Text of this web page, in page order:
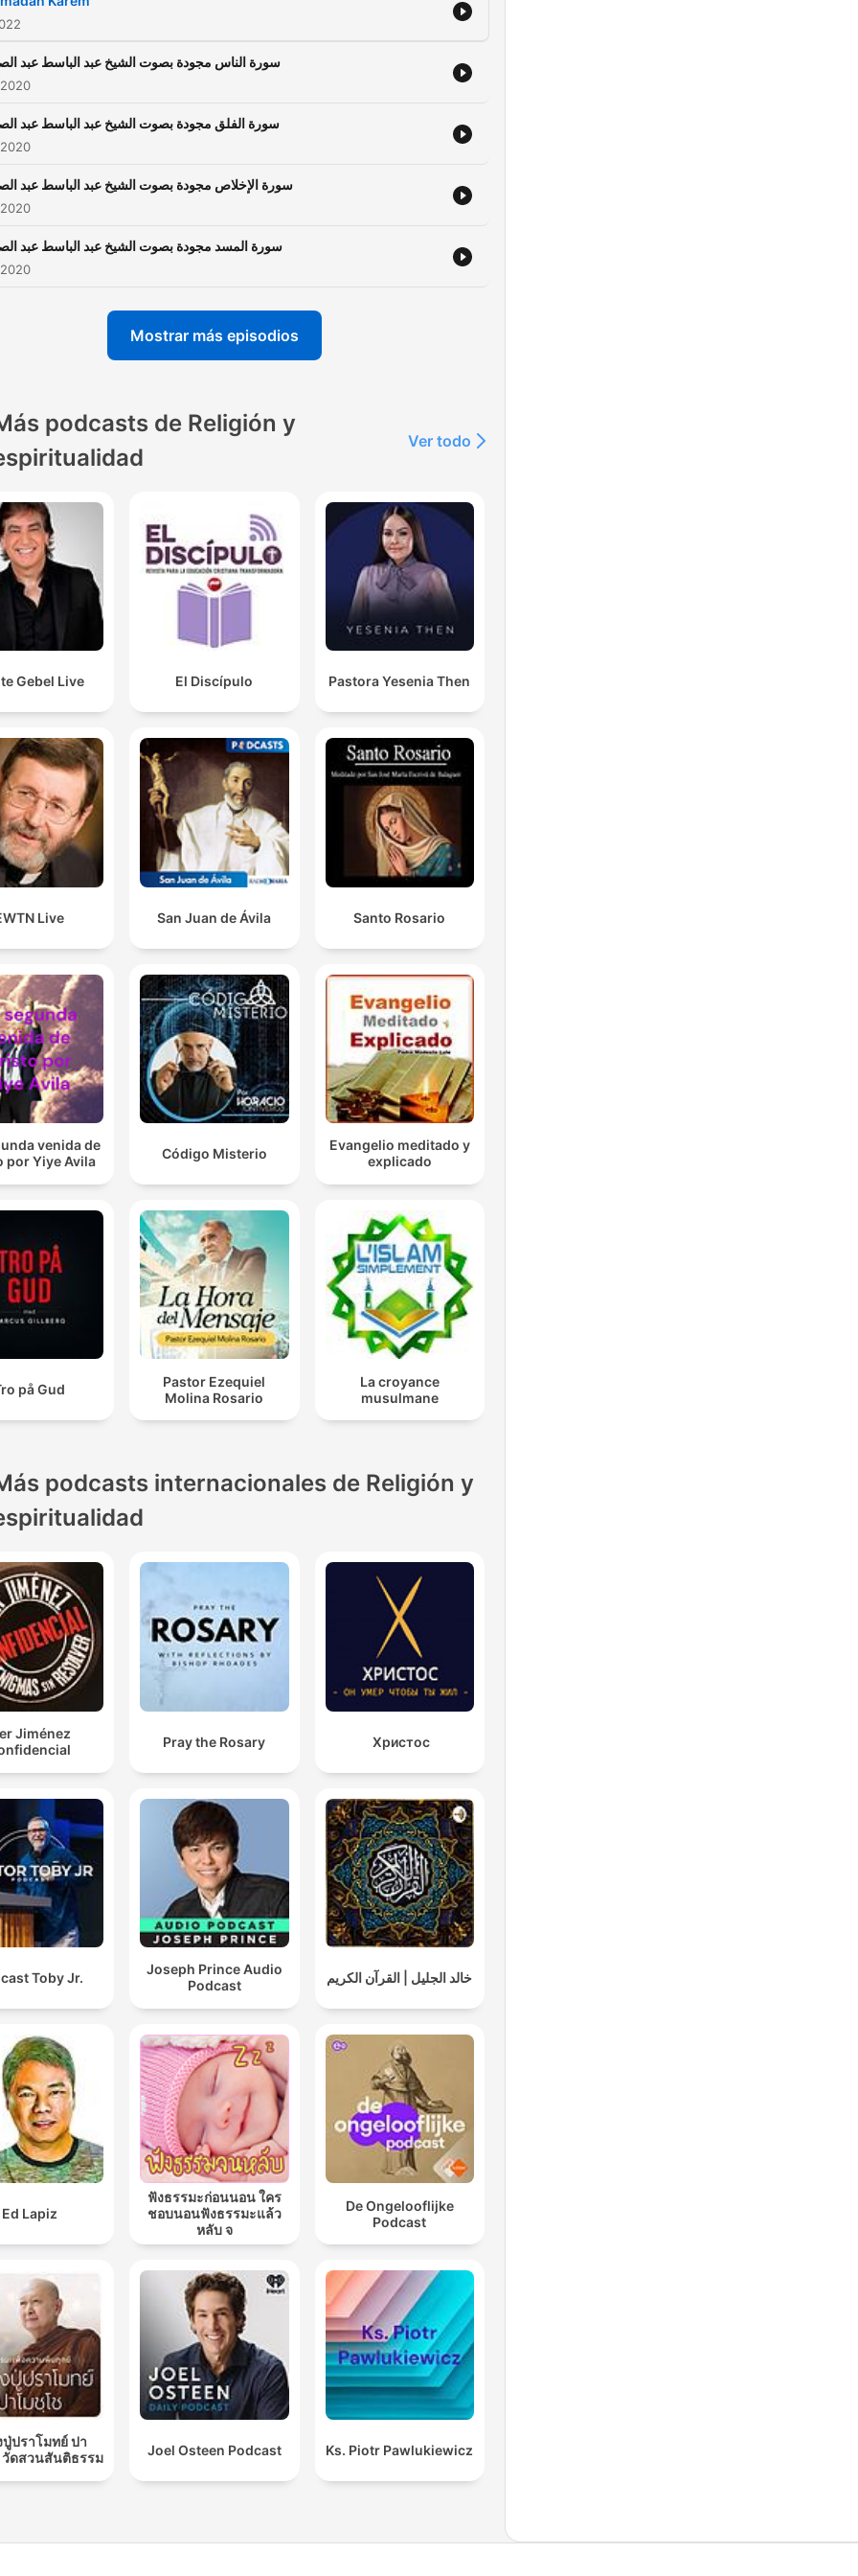
سورة الناس مجودة بصوت الشيخ عبد الباسط عبد
سورة الفلق مجودة بصوت الشيخ عبد الباسط عبد
سورة الإخلاص مجودة بصوت الشيخ عبد الباسط عبد
سورة المسد مجودة بصوت الشيخ عبد الباسط عبد
Mostrar más episodios
podcasts de Religión y
Ver todo
Gebel Live El Discípulo Pastora Yesenia Then
Live San Juan de Ávila Santo Rosario
venida de
por Yiye Avila
Código Misterio
Evangelio meditado y
explicado
på Gud
Pastor Ezequiel
Molina Rosario
La croyance
musulmane
podcasts internacionales de Religión y
Jiménez
Pray the Rosary Христос
Toby Jr.
Joseph Prince Audio
Podcast
خالد الجليل | القرآن الكريم
Ed Lapiz
ฟังธรรมะก่อนนอน ใคร
ชอบนอนฟังธรรมะแล้ว
หลับ จ
De Ongelooflijke
Podcast
ปราโมทย์ ปา
ดสวนสันติธรรม
Joel Osteen Podcast Ks. Piotr Pawlukiewicz